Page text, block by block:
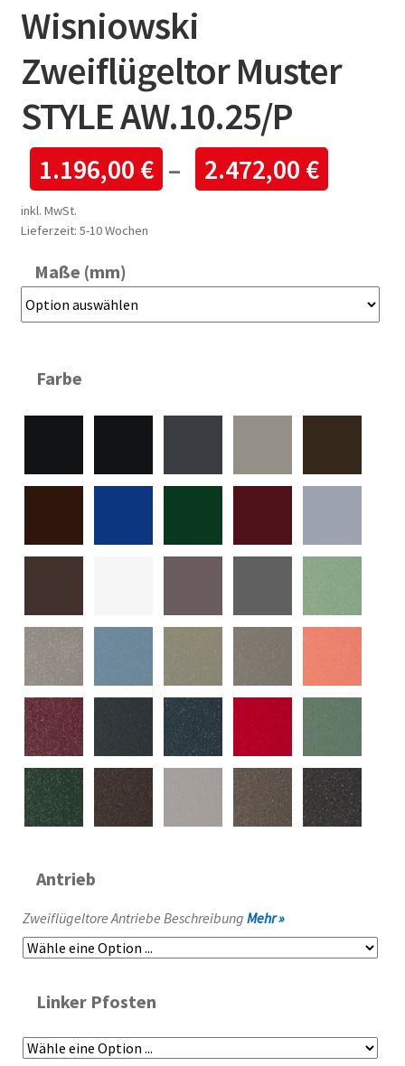
Wisniowski
Zweiflügeltor Muster
STYLE AW.10.25/P
1.196,00 € – 2.472,00 €
inkl. MwSt.
Lieferzeit: 5-10 Wochen
Maße (mm)
Farbe
Antrieb
Zweiflügeltore Antriebe Beschreibung Mehr »
Linker Pfosten